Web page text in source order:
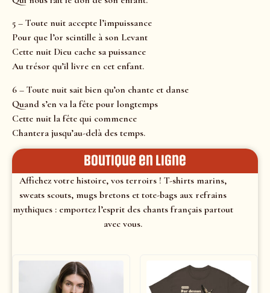
5 – Toute nuit accepte l’impuissance
Pour que l’or scintille à son Levant
Cette nuit Dieu cache sa puissance
Au trésor qu’il livre en cet enfant.
6 – Toute nuit sait bien qu’on chante et danse
Quand s’en va la fête pour longtemps
Cette nuit la fête qui commence
Chantera jusqu’au-delà des temps.
Boutique en ligne
Affichez votre histoire, vos terroirs ! T-shirts marins,
sweats scouts, mugs bretons et tote-bags aux refrains
mythiques : emportez l’esprit des chants français partout
avec vous.